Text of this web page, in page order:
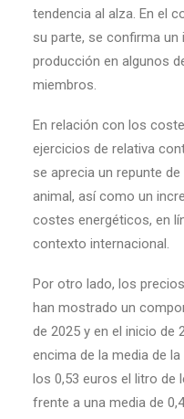
tendencia al alza. En el
su parte, se confirma
producción en algunos
miembros.
En relación con los
ejercicios de relativa
se aprecia un repunte
animal, así como un
costes energéticos, en
contexto internacional.
Por otro lado, los
han mostrado un
de 2025 y en el inicio de
encima de la media de
los 0,53 euros el litro de
frente a una media de